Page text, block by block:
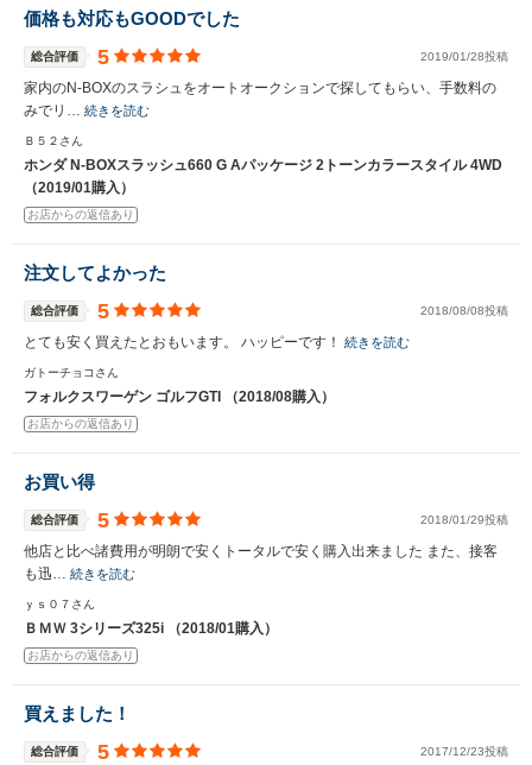
価格も対応もGOODでした
総合評価 5 2019/01/28投稿
家内のN-BOXのスラシュをオートオークションで探してもらい、手数料の
みでリ… 続きを読む
Ｂ５２さん
ホンダ N-BOXスラッシュ660 G Aパッケージ 2トーンカラースタイル 4WD
（2019/01購入）
お店からの返信あり
注文してよかった
総合評価 5 2018/08/08投稿
とても安く買えたとおもいます。 ハッピーです！ 続きを読む
ガトーチョコさん
フォルクスワーゲン ゴルフGTI （2018/08購入）
お店からの返信あり
お買い得
総合評価 5 2018/01/29投稿
他店と比べ諸費用が明朗で安くトータルで安く購入出来ました また、接客
も迅… 続きを読む
ｙｓ０７さん
ＢＭＷ 3シリーズ325i （2018/01購入）
お店からの返信あり
買えました！
総合評価 5 2017/12/23投稿